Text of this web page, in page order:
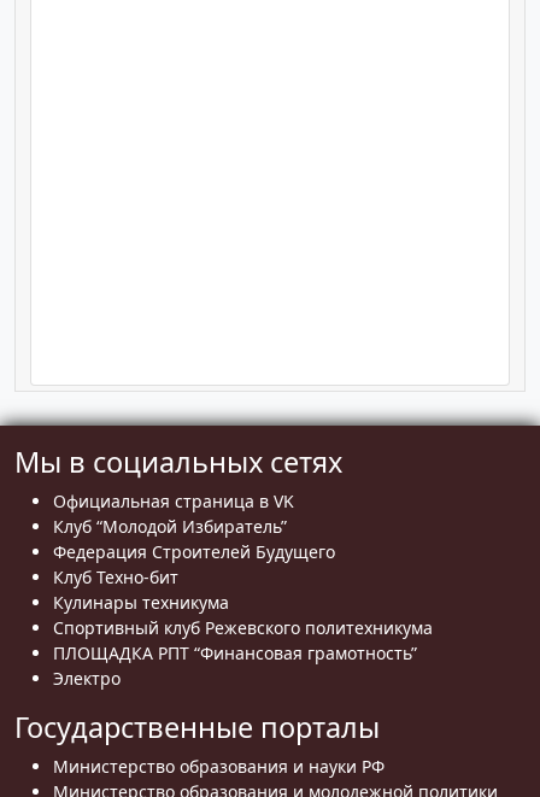
Мы в социальных сетях
Официальная страница в VK
Клуб “Молодой Избиратель”
Федерация Строителей Будущего
Клуб Техно-бит
Кулинары техникума
Спортивный клуб Режевского политехникума
ПЛОЩАДКА РПТ “Финансовая грамотность”
Электро
Государственные порталы
Министерство образования и науки РФ
Министерство образования и молодежной политики